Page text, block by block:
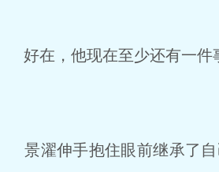
好在，他现在至少还有一件
景濯伸手抱住眼前继承了